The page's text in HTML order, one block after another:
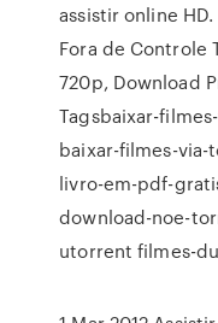
assistir online
Fora de Controle
720p, Download
Tagsbaixar-
baixar-filmes-
livro-em-pdf-
download-noe-
utorrent filmes-